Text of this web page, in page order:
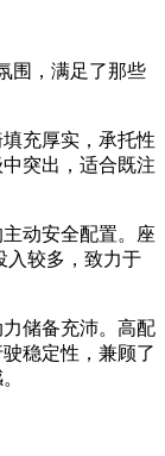
围，满足了那些
充厚实，承托性
突出，适合既注
动安全配置。座
入较多，致力于
储备充沛。高配
稳定性，兼顾了